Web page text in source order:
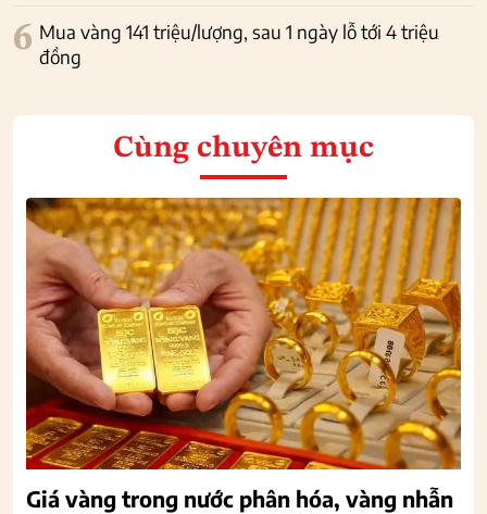
6 Mua vàng 141 triệu/lượng, sau 1 ngày lỗ tới 4 triệu
đồng
Cùng chuyên mục
Giá vàng trong nước phân hóa, vàng nhẫn